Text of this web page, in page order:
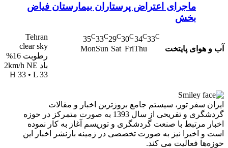
ماجرای اعتراض پرستاران بیمارستان فیاض
بخش
آب و هوای پایتخت
33C
Tehran
clear sky
رطوبت 16%
باد 2km/h NE
H 33 • L 33
34C
Thu
30C
Fri
29C
Sat
33C
Sun
35C
Mon
ایران سفر تور، سیستم جامع بروزترین اخبار و مقالات
گردشگری و تفریحی از سال 1393 به صورت متمرکز در حوزه
اخبار مرتبط با صنعت گردشگری و توریسم آغاز به کار نموده
است و اخیرا نیز به صورت تخصصی در زمینه بازنشر اخبار این
حوزه‌ها فعالیت می کند.